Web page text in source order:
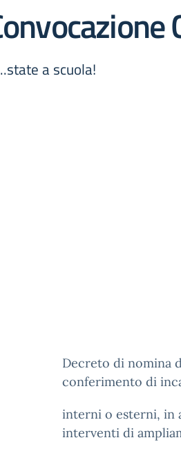
a scuola!
Decreto di nomina
conferimento di
interni o esterni, in
interventi di